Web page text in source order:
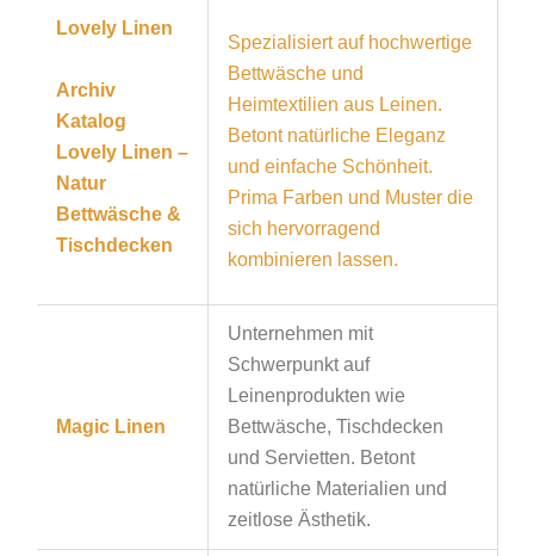
Lovely Linen
Archiv
Katalog
Lovely Linen –
Natur
Bettwäsche &
Tischdecken
Spezialisiert auf hochwertige
Bettwäsche und
Heimtextilien aus Leinen.
Betont natürliche Eleganz
und einfache Schönheit.
Prima Farben und Muster die
sich hervorragend
kombinieren lassen.
Magic Linen
Unternehmen mit
Schwerpunkt auf
Leinenprodukten wie
Bettwäsche, Tischdecken
und Servietten. Betont
natürliche Materialien und
zeitlose Ästhetik.